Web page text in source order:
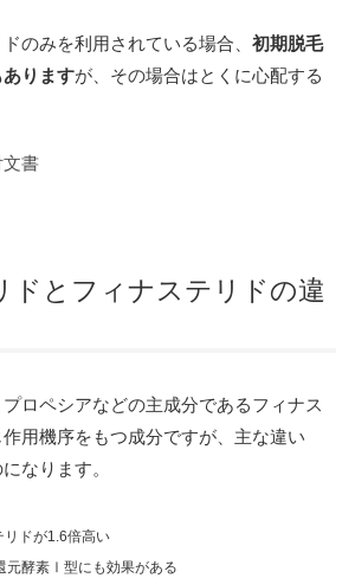
のみを利用されている場合、 初期脱毛
りますが、その場合はとくに心配する
書
ドとフィナステリドの違
ロペシアなどの主成分であるフィナス
用機序をもつ成分ですが、主な違い
なります。
リドが1.6倍高い
元酵素Ⅰ型にも効果がある